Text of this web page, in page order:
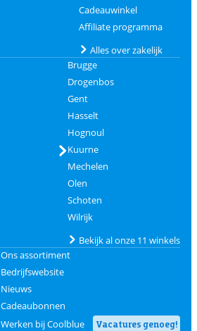
Cadeauwinkel
Affiliate programma
Alles over zakelijk
Brugge
Drogenbos
Gent
Hasselt
Hognoul
Kuurne
Mechelen
Olen
Schoten
Wilrijk
Bekijk al onze 11 winkels
Ons assortiment
Bedrijfswebsite
Nieuws
Cadeaubonnen
Werken bij Coolblue
Vacatures genoeg!